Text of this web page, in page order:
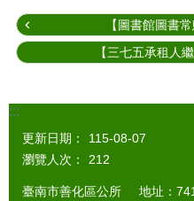
【圖書館圖書
【三七五承租人
:::
更新日期：
115-08-07
瀏覽人次：
212
臺南市善化區公所 地址：